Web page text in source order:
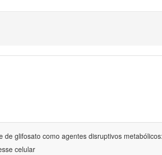
de glifosato como agentes disruptivos
celular